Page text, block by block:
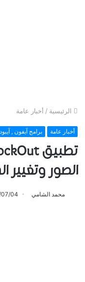
الرئيسية / أخبار عامة
أخبار عامة برامج آيفون , آيبود
الصور وتغيير
محمد الشامي 07/04